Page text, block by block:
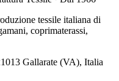
tessile italiana di
coprimaterassi,
Gallarate (VA), Italia